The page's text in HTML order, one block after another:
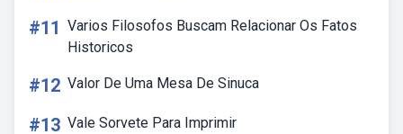
#11 Varios Filosofos Buscam Relacionar Os Fatos
Historicos
#12 Valor De Uma Mesa De Sinuca
#13 Vale Sorvete Para Imprimir